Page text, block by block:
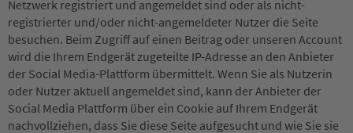
Netzwerk registriert und angemeldet sind oder als nicht-
registrierter und/oder nicht-angemeldeter Nutzer die Seite
besuchen. Beim Zugriff auf einen Beitrag oder unseren Account
wird die Ihrem Endgerät zugeteilte IP-Adresse an den Anbieter
der Social Media-Plattform übermittelt. Wenn Sie als Nutzerin
oder Nutzer aktuell angemeldet sind, kann der Anbieter der
Social Media Plattform über ein Cookie auf Ihrem Endgerät
nachvollziehen, dass Sie diese Seite aufgesucht und wie Sie sie